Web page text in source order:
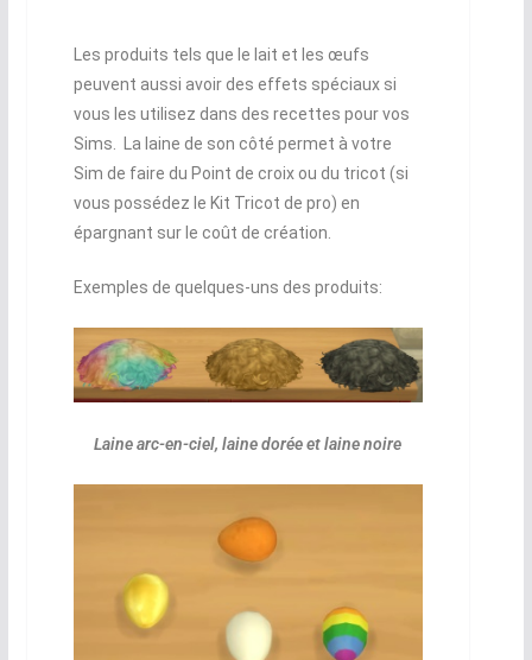
Les produits tels que le lait et les œufs
peuvent aussi avoir des effets spéciaux si
vous les utilisez dans des recettes pour vos
Sims. La laine de son côté permet à votre
Sim de faire du Point de croix ou du tricot (si
vous possédez le Kit Tricot de pro) en
épargnant sur le coût de création.
Exemples de quelques-uns des produits:
Laine arc-en-ciel, laine dorée et laine noire